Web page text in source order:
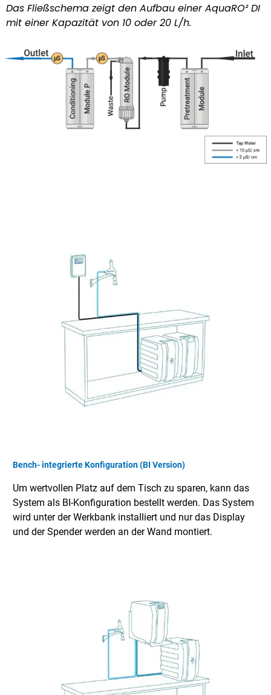
Das Fließschema zeigt den Aufbau einer AquaRO² DI
mit einer Kapazität von 10 oder 20 L/h.
Bench- integrierte Konfiguration (BI Version)
Um wertvollen Platz auf dem Tisch zu sparen, kann das
System als BI-Konfiguration bestellt werden. Das System
wird unter der Werkbank installiert und nur das Display
und der Spender werden an der Wand montiert.